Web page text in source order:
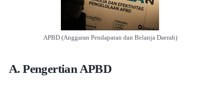
APBD (Anggaran Pendapatan dan Belanja Daerah)
A. Pengertian APBD